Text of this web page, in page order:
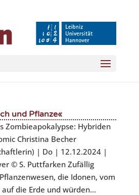
und Pflanze«
Zombieapokalypse: Hybriden
Christina Becher
| Do | 12.12.2024 |
© S. Puttfarken Zufällig
die Idonen, vom
die Erde und würden...